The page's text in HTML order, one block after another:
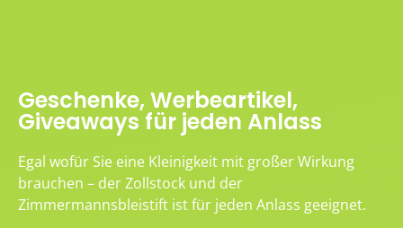
Geschenke, Werbeartikel,
Giveaways für jeden Anlass
Egal wofür Sie eine Kleinigkeit mit großer Wirkung
brauchen – der Zollstock und der
Zimmermannsbleistift ist für jeden Anlass geeignet.